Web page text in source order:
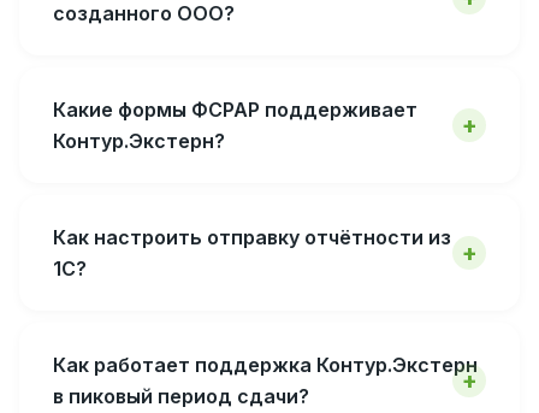
созданного ООО?
Какие формы ФСРАР поддерживает
Контур.Экстерн?
Как настроить отправку отчётности из
1С?
Как работает поддержка Контур.Экстерн
в пиковый период сдачи?